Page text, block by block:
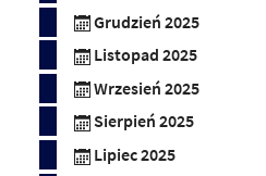
Grudzień 2025
Listopad 2025
Wrzesień 2025
Sierpień 2025
Lipiec 2025